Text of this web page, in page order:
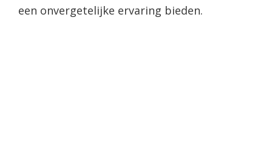
een onvergetelijke ervaring bieden.